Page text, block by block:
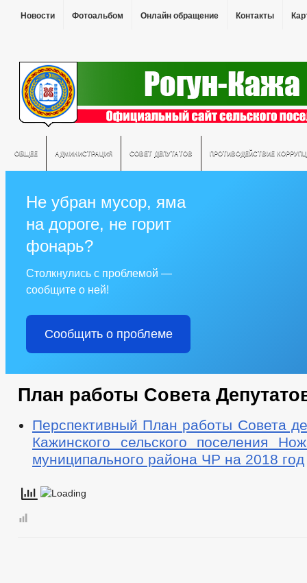
Новости Фотоальбом Онлайн обращение Контакты
ОБЩЕЕ АДМИНИСТРАЦИЯ СОВЕТ ДЕПУТАТОВ ПРОТИВОДЕЙСТВИЕ
Не убран мусор, яма
на дороге, не горит
фонарь?
Столкнулись с проблемой —
сообщите о ней!
Сообщить о проблеме
План работы Совета
Перспективный План работы Совета
Кажинского сельского поселения
муниципального района ЧР на 2018 год